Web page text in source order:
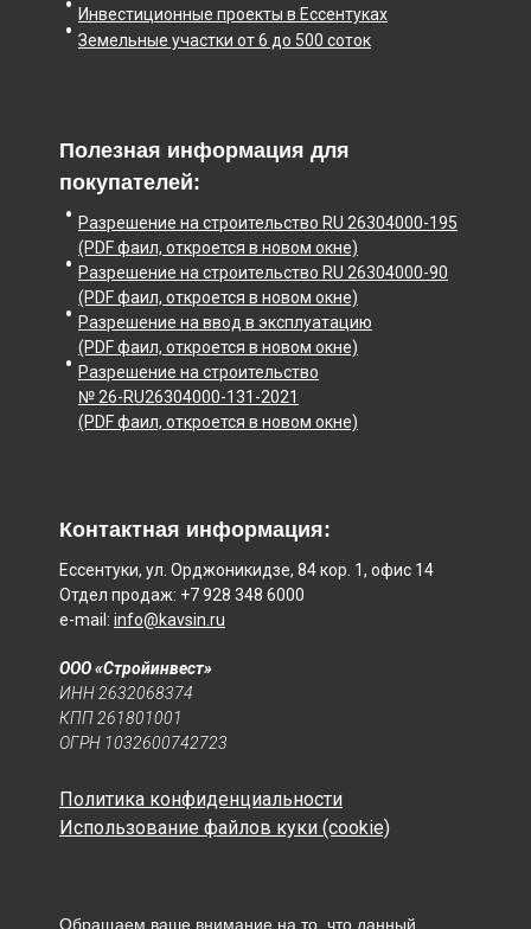
Инвестиционные проекты в Ессентуках
Земельные участки от 6 до 500 соток
Полезная информация для
покупателей:
Разрешение на строительство RU 26304000-195
(PDF фаил, откроется в новом окне)
Разрешение на строительство RU 26304000-90
(PDF фаил, откроется в новом окне)
Разрешение на ввод в эксплуатацию
(PDF фаил, откроется в новом окне)
Разрешение на строительство
№ 26-RU26304000-131-2021
(PDF фаил, откроется в новом окне)
Контактная информация:
Ессентуки, ул. Орджоникидзе, 84 кор. 1, офис 14
Отдел продаж: +7 928 348 6000
e-mail: info@kavsin.ru
ООО «Стройинвест»
ИНН 2632068374
КПП 261801001
ОГРН 1032600742723
Политика конфиденциальности
Использование файлов куки (cookie)
Обращаем ваше внимание на то, что данный